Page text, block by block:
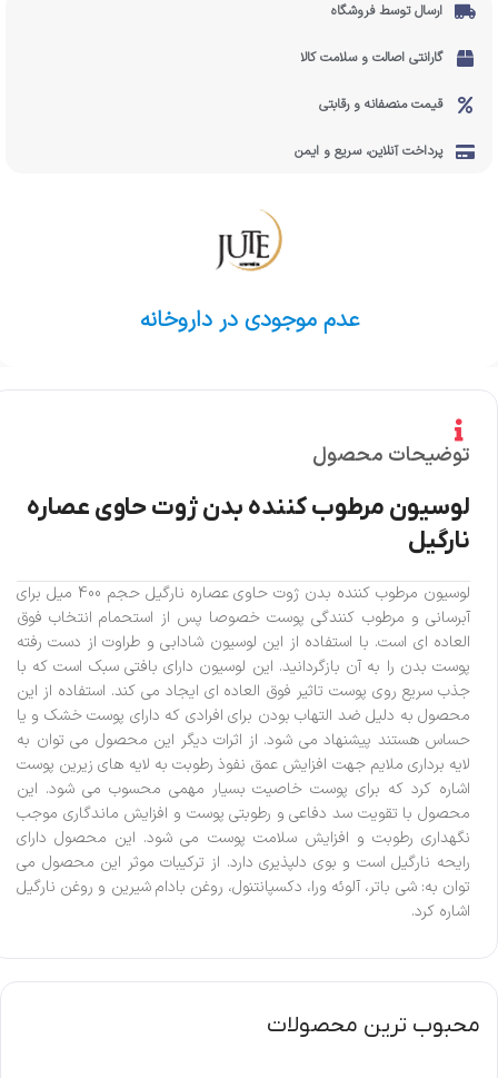
ارسال توسط فروشگاه
گارانتی اصالت و سلامت کالا
قیمت منصفانه و رقابتی
پرداخت آنلاین، سریع و ایمن
عدم موجودی در داروخانه
توضیحات محصول
لوسیون مرطوب کننده بدن ژوت حاوی عصاره
نارگیل
لوسیون مرطوب کننده بدن ژوت حاوی عصاره نارگیل حجم 400 میل برای
آبرسانی و مرطوب کنندگی پوست خصوصا پس از استحمام انتخاب فوق
العاده ای است. با استفاده از این لوسیون شادابی و طراوت از دست رفته
پوست بدن را به آن بازگردانید. این لوسیون دارای بافتی سبک است که با
جذب سریع روی پوست تاثیر فوق العاده ای ایجاد می کند. استفاده از این
محصول به دلیل ضد التهاب بودن برای افرادی که دارای پوست خشک و یا
حساس هستند پیشنهاد می شود. از اثرات دیگر این محصول می توان به
لایه‌ برداری ملایم جهت افزایش عمق نفوذ رطوبت به لایه ‌های زیرین پوست
اشاره کرد که برای پوست خاصیت بسیار مهمی محسوب می شود. این
محصول با تقویت سد دفاعی و رطوبتی پوست و افزایش ماندگاری موجب
نگهداری رطوبت و افزایش سلامت پوست می شود. این محصول دارای
رایحه نارگیل است و بوی دلپذیری دارد. از ترکیبات موثر این محصول می
توان به: شی باتر، آلوئه ورا، دکسپانتنول، روغن بادام شیرین و روغن نارگیل
اشاره کرد.
محبوب ترین محصولات